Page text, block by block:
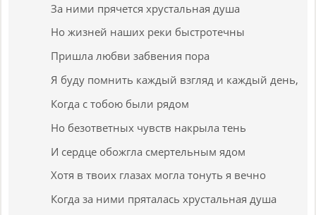
За ними прячется хрустальная душа
Но жизней наших реки быстротечны
Пришла любви забвения пора
Я буду помнить каждый взгляд и каждый день,
Когда с тобою были рядом
Но безответных чувств накрыла тень
И сердце обожгла смертельным ядом
Хотя в твоих глазах могла тонуть я вечно
Когда за ними пряталась хрустальная душа